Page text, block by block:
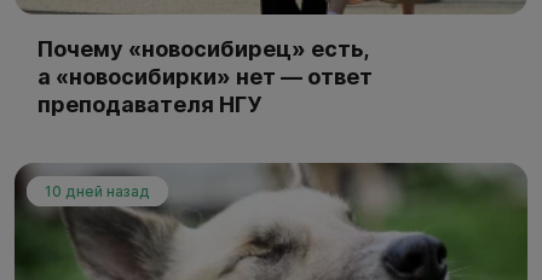
Почему «новосибирец» есть,
а «новосибирки» нет — ответ
преподавателя НГУ
10 дней назад